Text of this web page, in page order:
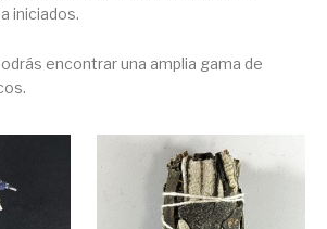
iniciados.
encontrar una amplia gama de